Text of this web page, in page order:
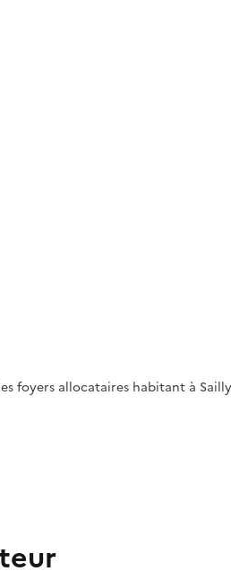
foyers allocataires habitant à